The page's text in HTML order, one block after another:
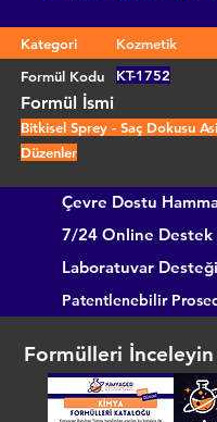
Kategori
Kozmetik
Formül Kodu
KT-1752
Formül İsmi
Bitkisel Sprey - Saç Dokusu
Düzenler
Çevre Dostu
7/24 Online Destek
Laboratuvar Desteği
Patentlenebilir
Formülleri İnceleyin